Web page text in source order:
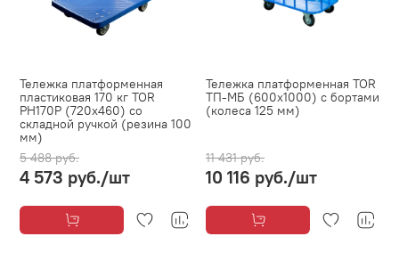
Тележка платформенная
пластиковая 170 кг TOR
PH170P (720х460) со
складной ручкой (резина 100
мм)
5 488 руб.
4 573 руб./шт
Тележка платформенная TOR
ТП-МБ (600х1000) с бортами
(колеса 125 мм)
11 431 руб.
10 116 руб./шт